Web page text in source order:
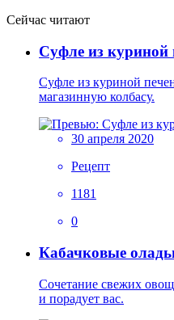
Сейчас читают
Суфле из куриной
Суфле из куриной
магазинную колбасу.
30 апреля 2020
Рецепт
1181
0
Кабачковые
Сочетание свежих
и порадует вас.